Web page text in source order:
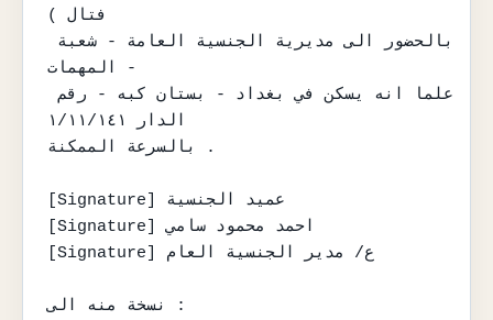
فتال )
المهمات -
علما انه يسكن في بغداد - بستان كبه - رقم
الدار ١/١١/١٤١
بالسرعة الممكنة .
[Signature] عميد الجنسية
[Signature] احمد محمود سامي
[Signature] ع/ مدير الجنسية العام
نسخة منه الى :